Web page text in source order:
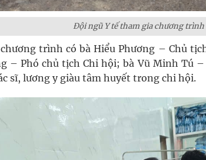
Đội ngũ Y tế tham gia chương trình
trình có bà Hiểu Phương – Chủ
– Phó chủ tịch Chi hội; bà Vũ Minh Tú
sĩ, lương y giàu tâm huyết trong chi hội.